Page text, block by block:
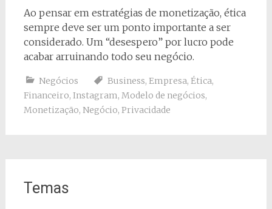
Ao pensar em estratégias de monetização, ética
sempre deve ser um ponto importante a ser
considerado. Um “desespero” por lucro pode
acabar arruinando todo seu negócio.
Negócios Business, Empresa, Ética,
Financeiro, Instagram, Modelo de negócios,
Monetização, Negócio, Privacidade
Temas